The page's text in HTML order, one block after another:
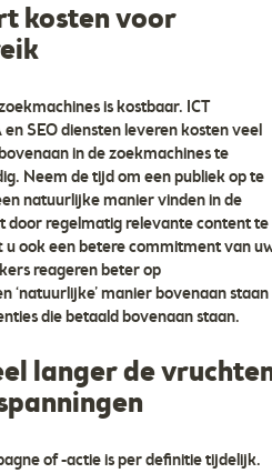
kosten voor
is kostbaar. ICT
SEO diensten leveren kosten veel
in de zoekmachines te
Neem de tijd om een publiek op te
natuurlijke manier vinden in de
door regelmatig relevante content te
u ook een betere commitment van
reageren beter op
‘natuurlijke’ manier bovenaan staan
die betaald bovenaan staan.
langer de
of -actie is per definitie tijdelijk.